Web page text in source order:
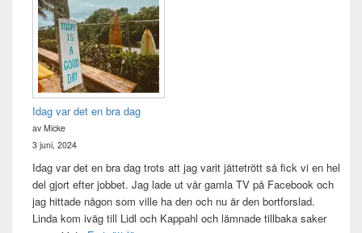
Idag var det en bra dag
av Micke
3 juni, 2024
Idag var det en bra dag trots att jag varit jättetrött så fick vi en hel
del gjort efter jobbet. Jag lade ut vår gamla TV på Facebook och
jag hittade någon som ville ha den och nu är den bortforslad.
Linda kom iväg till Lidl och Kappahl och lämnade tillbaka saker